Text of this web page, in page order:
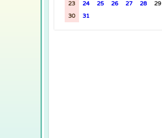
23 24 25 26 27 28 29
30 31